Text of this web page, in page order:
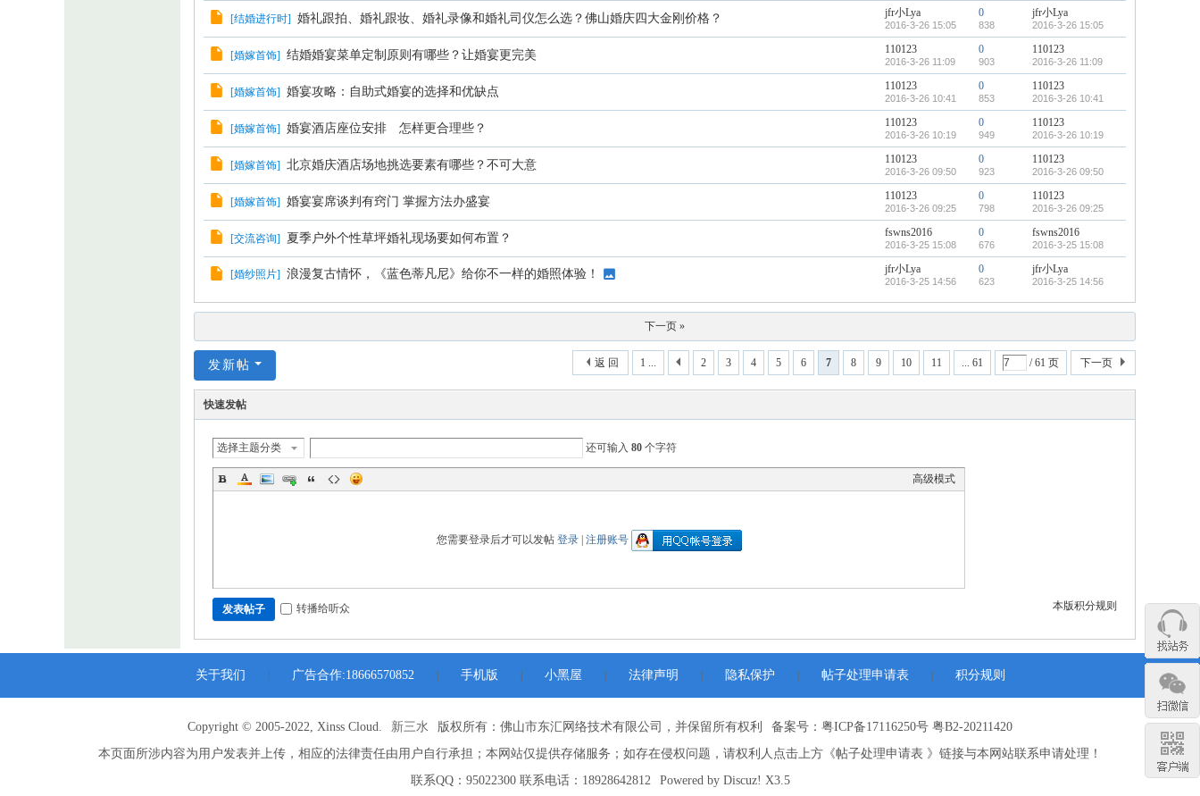
[结婚进行时] 婚礼跟拍、婚礼跟妆、婚礼录像和婚礼司仪怎么选？佛山婚庆四大金刚价格？ jfr小Lya
2016-3-26 15:05
0
838
jfr小Lya
2016-3-26 15:05
[婚嫁首饰] 结婚婚宴菜单定制原则有哪些？让婚宴更完美 110123
2016-3-26 11:09
0
903
110123
2016-3-26 11:09
[婚嫁首饰] 婚宴攻略：自助式婚宴的选择和优缺点 110123
2016-3-26 10:41
0
853
110123
2016-3-26 10:41
[婚嫁首饰] 婚宴酒店座位安排 怎样更合理些？ 110123
2016-3-26 10:19
0
949
110123
2016-3-26 10:19
[婚嫁首饰] 北京婚庆酒店场地挑选要素有哪些？不可大意 110123
2016-3-26 09:50
0
923
110123
2016-3-26 09:50
[婚嫁首饰] 婚宴宴席谈判有窍门 掌握方法办盛宴 110123
2016-3-26 09:25
0
798
110123
2016-3-26 09:25
[交流咨询] 夏季户外个性草坪婚礼现场要如何布置？ fswns2016
2016-3-25 15:08
0
676
fswns2016
2016-3-25 15:08
[婚纱照片] 浪漫复古情怀，《蓝色蒂凡尼》给你不一样的婚照体验！ jfr小Lya
2016-3-25 14:56
0
623
jfr小Lya
2016-3-25 14:56
下一页 »
1 ... 2 3 4 5 6 7 8 9 10 11 ... 61 / 61 页 下一页
返 回
发新帖
快速发帖
选择主题分类 还可输入 80 个字符
高级模式
您需要登录后才可以发帖 登录| 注册账号
本版积分规则
发表帖子 转播给听众
关于我们 广告合作:18666570852 手机版 小黑屋 法律声明 隐私保护 帖子处理申请表 积分规则
Copyright © 2005-2022, Xinss Cloud. 新三水 版权所有：佛山市东汇网络技术有限公司，并保留所有权利
备案号：粤ICP备17116250号 粤B2-20211420
本页面所涉内容为用户发表并上传，相应的法律责任由用户自行承担；本网站仅提供存储服务；如存在侵权问题，请权利人点击上方《帖子处理申请表 》链接与本网站联系申请处理！
联系QQ：95022300 联系电话：18928642812
Powered by Discuz! X3.5